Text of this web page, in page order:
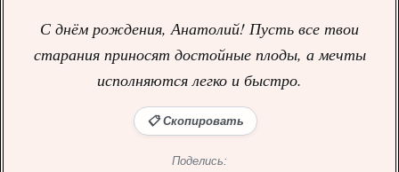
С днём рождения, Анатолий! Пусть все твои
старания приносят достойные плоды, а мечты
исполняются легко и быстро.
📋 Скопировать
Поделись: